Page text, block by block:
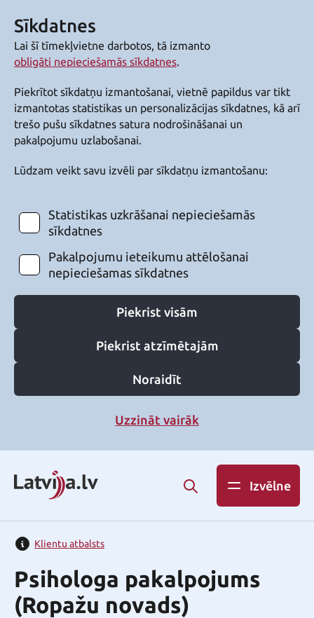
Sīkdatnes
Lai šī tīmekļvietne darbotos, tā izmanto
obligāti nepieciešamās sīkdatnes.
Piekrītot sīkdatņu izmantošanai, vietnē papildus var tikt
izmantotas statistikas un personalizācijas sīkdatnes, kā arī
trešo pušu sīkdatnes satura nodrošināšanai un
pakalpojumu uzlabošanai.
Lūdzam veikt savu izvēli par sīkdatņu izmantošanu:
Statistikas uzkrāšanai nepieciešamās
sīkdatnes
Pakalpojumu ieteikumu attēlošanai
nepieciešamas sīkdatnes
Piekrist visām
Piekrist atzīmētajām
Noraidīt
Uzzināt vairāk
Izvēlne
Klientu atbalsts
Psihologa pakalpojums
(Ropažu novads)